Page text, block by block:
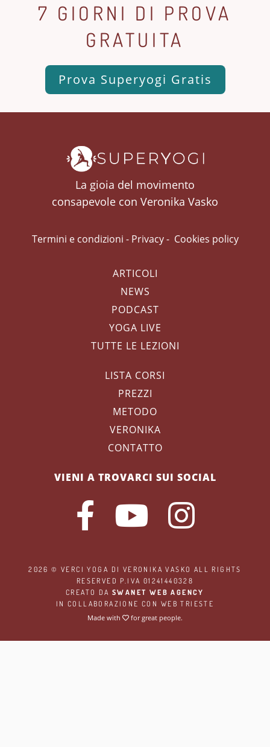
7 GIORNI DI PROVA
GRATUITA
Prova Superyogi Gratis
La gioia del movimento
consapevole con Veronika Vasko
Termini e condizioni - Privacy- Cookies policy
ARTICOLI
NEWS
PODCAST
YOGA LIVE
TUTTE LE LEZIONI
LISTA CORSI
PREZZI
METODO
VERONIKA
CONTATTO
VIENI A TROVARCI SUI SOCIAL
2026 ©VERCI YOGA DI VERONIKA VASKO ALL RIGHTS
RESERVED P.IVA 01241440328
CREATO DASWANET WEB AGENCY
IN COLLABORAZIONE CON WEB TRIESTE
Made with
for great people.